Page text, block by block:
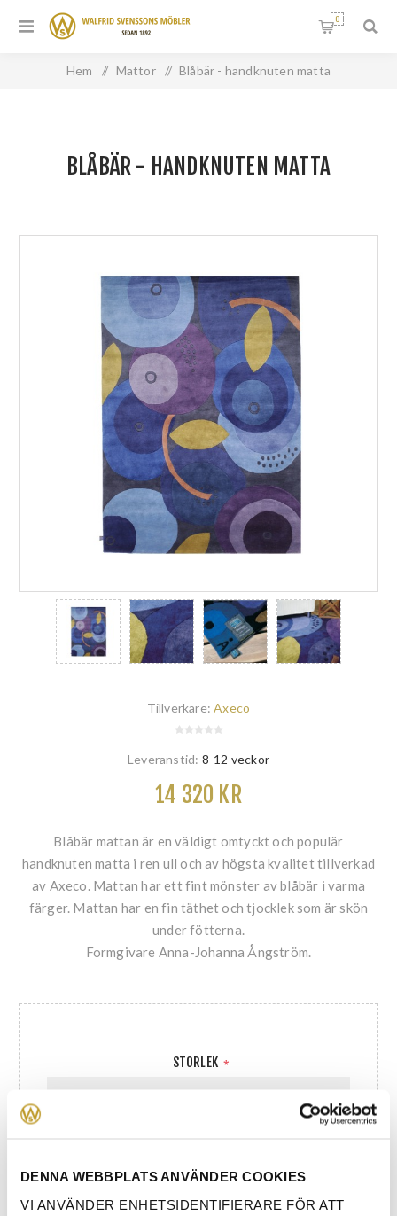
DENNA WEBBPLATS ANVÄNDER COOKIES
VI ANVÄNDER ENHETSIDENTIFIERARE FÖR ATT
0
Hem / Mattor / Blåbär - handknuten matta
BLÅBÄR - HANDKNUTEN MATTA
Tillverkare: Axeco
Leveranstid: 8-12 veckor
14 320 KR
Blåbär mattan är en väldigt omtyckt och populär
handknuten matta i ren ull och av högsta kvalitet tillverkad
av Axeco. Mattan har ett fint mönster av blåbär i varma
färger. Mattan har en fin täthet och tjocklek som är skön
under fötterna.
Formgivare Anna-Johanna Ångström.
STORLEK *
ANTAL: LÄGG I VARUKORG